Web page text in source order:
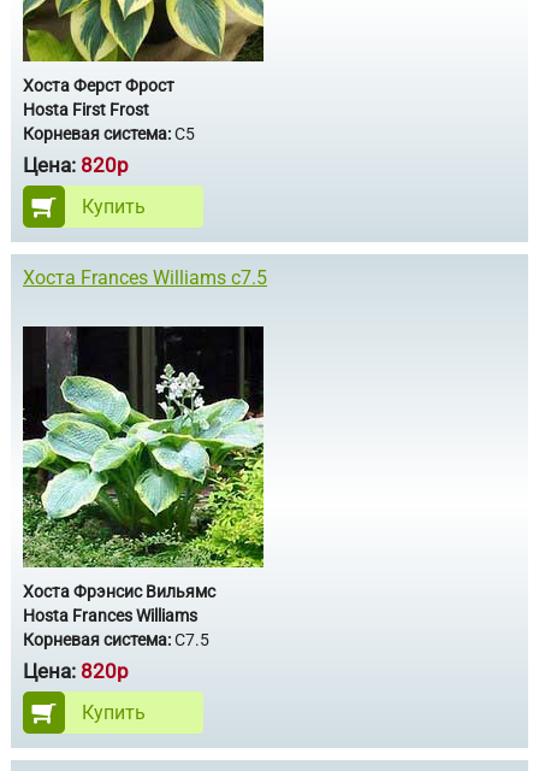
Хоста Ферст Фрост
Hosta First Frost
Корневая система:С5
Цена: 820р
Купить
Хоста Frances Williams с7.5
Хоста Фрэнсис Вильямс
Hosta Frances Williams
Корневая система:C7.5
Цена: 820р
Купить